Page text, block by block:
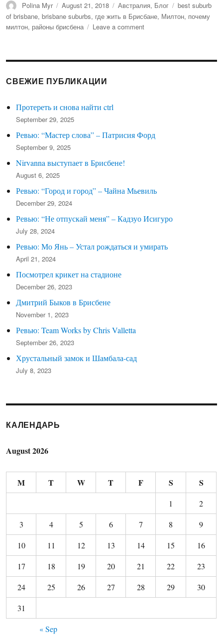
Author
Polina Myr
Posted
on
August 21, 2018 Categories
Австралия, Блог Tags
best suburb
of brisbane,brisbane suburbs, где жить в Брисбане, Милтон, почему
милтон, районы брисбена Leave a comment
или
СВЕЖИЕ ПУБЛИКАЦИИ
Протереть и снова найти ctrl
September 29, 2025
Ревью: “Мастер слова” – Патрисия Форд
September 9, 2025
Nirvanna выступает в Брисбене!
August 6, 2025
Ревью: “Город и город” – Чайна Мьевиль
December 29, 2024
Ревью: “Не отпускай меня” – Кадзуо Исигуро
July 28, 2024
Ревью: Мо Янь – Устал рождаться и умирать
April 21, 2024
Посмотрел крикет на стадионе
December 26, 2023
Дмитрий Быков в Брисбене
November 1, 2023
Ревью: Team Works by Chris Valletta
September 26, 2023
Хрустальный замок и Шамбала-сад
July 8, 2023
КАЛЕНДАРЬ
August 2026
M T W T F S S
1
2
3
4 5 6 7 8
9
10
11 12 13 14 15
16
17
18 19 20 21 22
23
24
25 26 27 28 29
30
31
« Sep